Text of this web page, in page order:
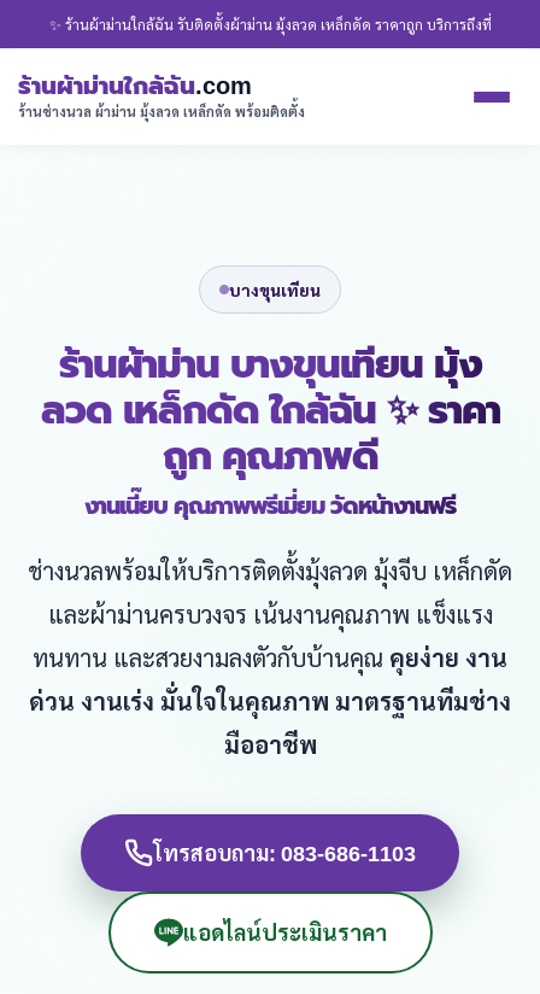
✨ ร้านผ้าม่านใกล้ฉัน รับติดตั้งผ้าม่าน มุ้งลวด เหล็กดัด ราคาถูก บริการถึงที่
ร้านผ้าม่านใกล้ฉัน.com
ร้านช่างนวล ผ้าม่าน มุ้งลวด เหล็กดัด พร้อมติดตั้ง
บางขุนเทียน
ร้านผ้าม่าน บางขุนเทียน มุ้ง
ลวด เหล็กดัด ใกล้ฉัน ✨ ราคา
ถูก คุณภาพดี
งานเนี๊ยบ คุณภาพพรีเมี่ยม วัดหน้างานฟรี
ช่างนวลพร้อมให้บริการติดตั้งมุ้งลวด มุ้งจีบ เหล็กดัด
และผ้าม่านครบวงจร เน้นงานคุณภาพ แข็งแรง
ทนทาน และสวยงามลงตัวกับบ้านคุณ คุยง่าย งาน
ด่วน งานเร่ง มั่นใจในคุณภาพ มาตรฐานทีมช่าง
มืออาชีพ
โทรสอบถาม: 083-686-1103
แอดไลน์ประเมินราคา